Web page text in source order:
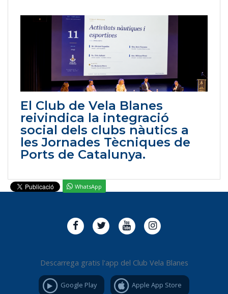
El Club de Vela Blanes
reivindica la integració
social dels clubs nàutics a
les Jornades Tècniques de
Ports de Catalunya.
WhatsApp
Descarrega gratis l'app del Club Vela Blanes
Google Play Apple App Store